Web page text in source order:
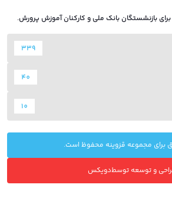
339
40
10
برای مجموعه قزوینه محفوظ است.
و توسعه توسطدویکس